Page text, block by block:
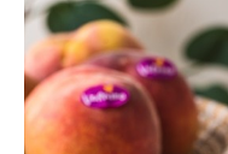
Services
Food